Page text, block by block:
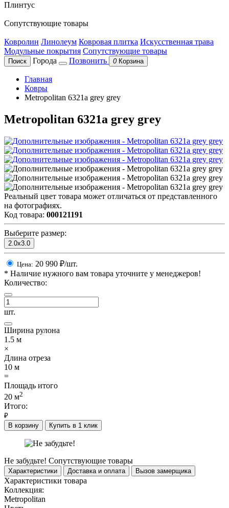
Плинтус
Сопутствующие товары
Ковролин Линолеум Ковровая плитка Искусственная трава
Модульные покрытия Сопутствующие товары
Поиск Города Позвонить 0 Корзина
Главная
Ковры
Metropolitan 6321a grey grey
Metropolitan 6321a grey grey
Реальный цвет товара может отличаться от представленного
на фотографиях.
Код товара: 000121191
Выберите размер:
2.0x3.0
Цена: 20 990 ₽/шт.
* Наличие нужного вам товара уточните у менеджеров!
Количество:
шт.
Ширина рулона
1.5 м
×
Длина отреза
10 м
=
Площадь итого
20 м2
Итого:
₽
В корзину
Купить в 1 клик
Не забудьте! Сопутствующие товары
Характеристики Доставка и оплата Вызов замерщика
Характеристики товара
Коллекция:
Metropolitan